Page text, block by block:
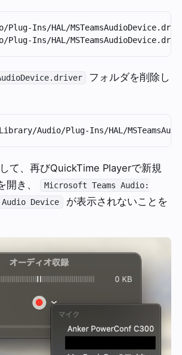
Ins/HAL/
フォルダを削除し
て、再びQuickTime Playerで新規
開き、
Microsoft Teams Audio:
Device
が表示されないことを